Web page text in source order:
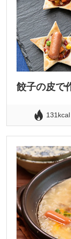
餃子の皮で
131kcal